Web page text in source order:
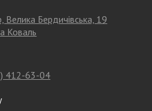
Бердичівська, 19
Коваль
412-63-04